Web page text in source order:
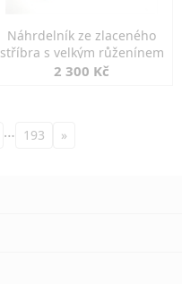
Náhrdelník ze zlaceného
stříbra s velkým růženínem
2 300 Kč
… 193 »